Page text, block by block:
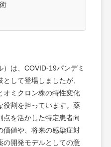
は、COVID-19パンデミ
して登場しましたが、
オミクロン株の特性変化
役割を担っています。薬
を活かした特定患者向
価値や、将来の感染症対
の開発モデルとしての意